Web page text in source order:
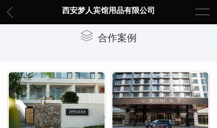
西安梦人宾馆用品有限公司
合作案例